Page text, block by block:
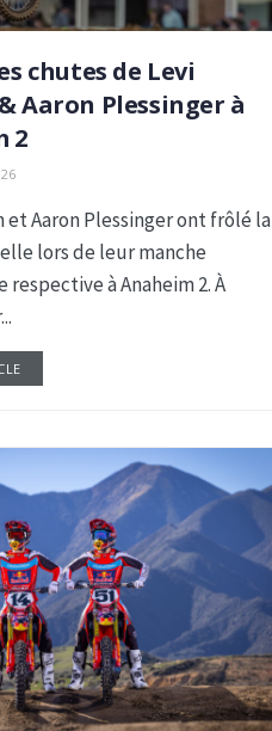
chutes de Levi
Aaron Plessinger à
2
et Aaron Plessinger ont frôlé la
lors de leur manche
à Anaheim 2. À